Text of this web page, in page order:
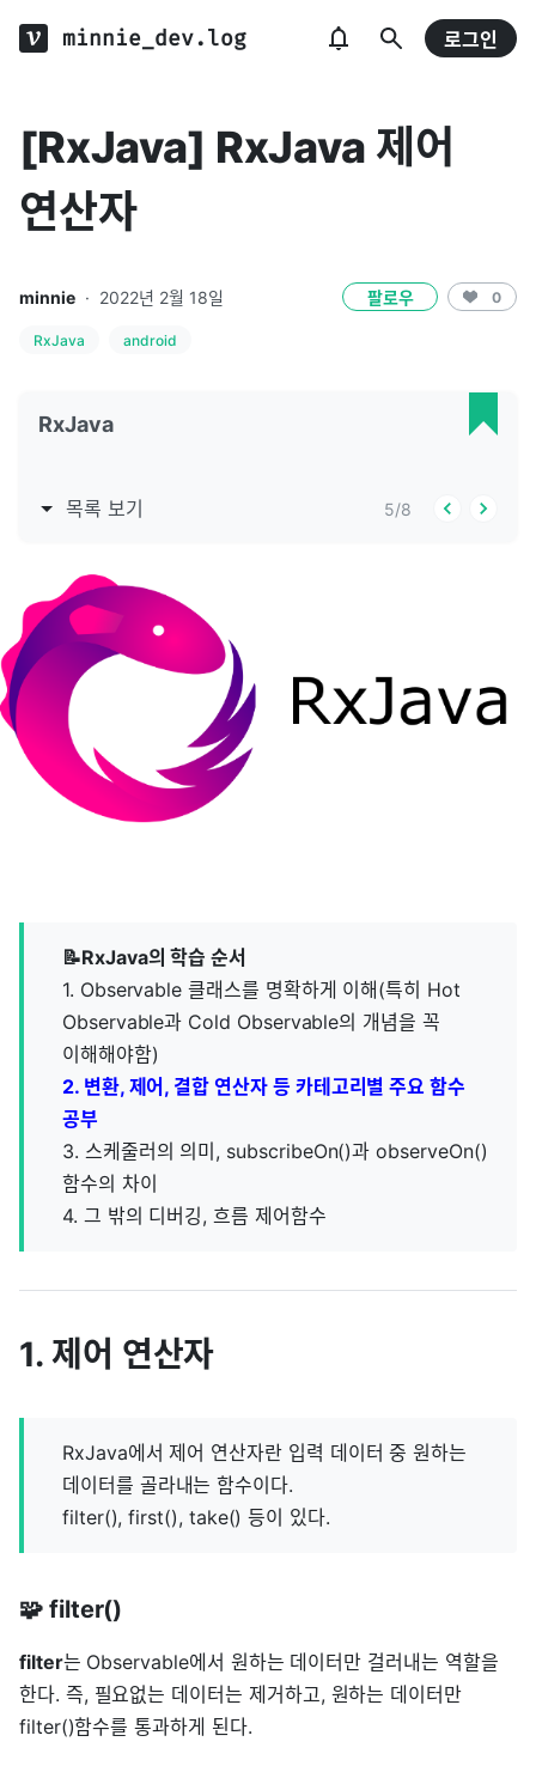
minnie_dev.log 로그인
[RxJava] RxJava 제어
연산자
minnie · 2022년 2월 18일 팔로우 0
RxJava android
RxJava
목록 보기 5/8
📝RxJava의 학습 순서
1. Observable 클래스를 명확하게 이해(특히 Hot
Observable과 Cold Observable의 개념을 꼭
이해해야함)
2. 변환, 제어, 결합 연산자 등 카테고리별 주요 함수
공부
3. 스케줄러의 의미, subscribeOn()과 observeOn()
함수의 차이
4. 그 밖의 디버깅, 흐름 제어함수
1. 제어 연산자
RxJava에서 제어 연산자란 입력 데이터 중 원하는
데이터를 골라내는 함수이다.
filter(), first(), take() 등이 있다.
🧩 filter()
filter는 Observable에서 원하는 데이터만 걸러내는 역할을
한다. 즉, 필요없는 데이터는 제거하고, 원하는 데이터만
filter()함수를 통과하게 된다.